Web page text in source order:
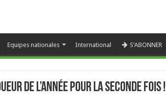
Equipes nationales International S’ABONNER
de l’année pour la seconde fois !